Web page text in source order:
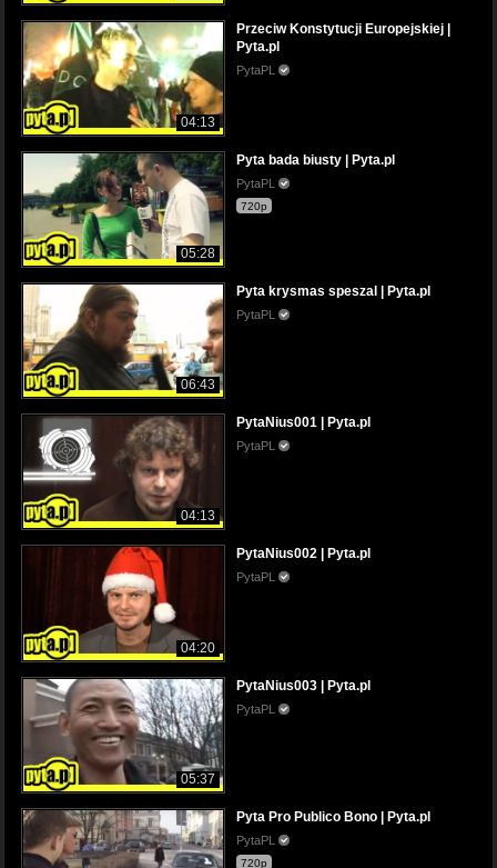
04:13
Przeciw Konstytucji Europejskiej |
Pyta.pl
PytaPL
05:28
Pyta bada biusty | Pyta.pl
PytaPL
720p
06:43
Pyta krysmas speszal | Pyta.pl
PytaPL
04:13
PytaNius001 | Pyta.pl
PytaPL
04:20
PytaNius002 | Pyta.pl
PytaPL
05:37
PytaNius003 | Pyta.pl
PytaPL
Pyta Pro Publico Bono | Pyta.pl
PytaPL
720p